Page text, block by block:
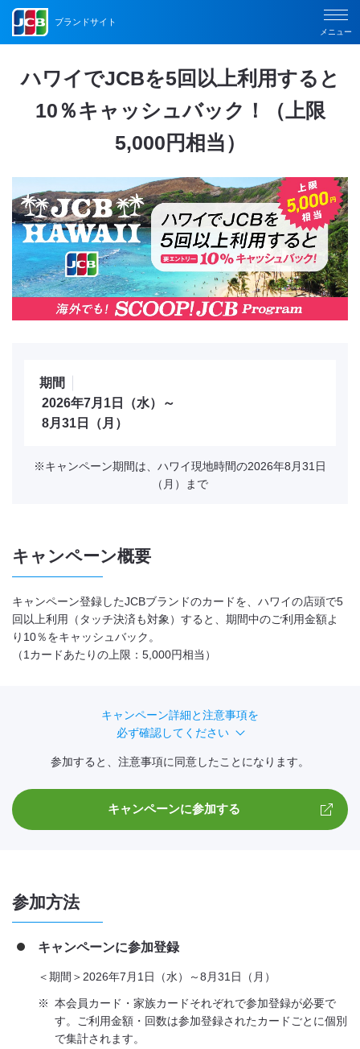
ブランドサイト
メニュー
ハワイでJCBを5回以上利用すると
10％キャッシュバック！（上限
5,000円相当）
期間
2026年7月1日（水）～
8月31日（月）
※キャンペーン期間は、ハワイ現地時間の2026年8月31日
（月）まで
キャンペーン概要
キャンペーン登録したJCBブランドのカードを、ハワイの店頭で5
回以上利用（タッチ決済も対象）すると、期間中のご利用金額よ
り10％をキャッシュバック。
（1カードあたりの上限：5,000円相当）
キャンペーン詳細と注意事項を
必ず確認してください
参加すると、注意事項に同意したことになります。
キャンペーンに参加する
参加方法
キャンペーンに参加登録
＜期間＞2026年7月1日（水）～8月31日（月）
※ 本会員カード・家族カードそれぞれで参加登録が必要で
す。ご利用金額・回数は参加登録されたカードごとに個別
で集計されます。